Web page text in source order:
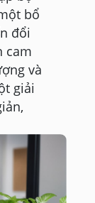
bổ
đổi
cam
và
giải